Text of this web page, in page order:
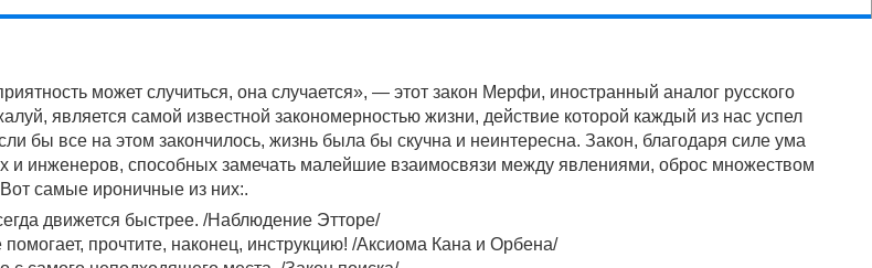
может случиться, она случается», — этот закон Мерфи, иностранный аналог русского
является самой известной закономерностью жизни, действие которой каждый из нас успел
бы все на этом закончилось, жизнь была бы скучна и неинтересна. Закон, благодаря силе ума
и инженеров, способных замечать малейшие взаимосвязи между явлениями, оброс множеством
самые ироничные из них:.
движется быстрее. /Наблюдение Этторе/
помогает, прочтите, наконец, инструкцию! /Аксиома Кана и Орбена/